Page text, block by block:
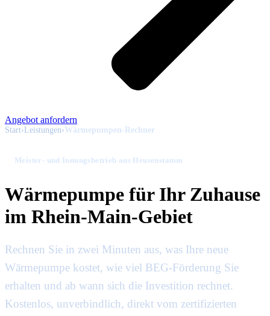
Angebot anfordern
Start›Leistungen›Wärmepumpen-Rechner
Meister- und Innungsbetrieb aus Heusenstamm
Wärmepumpe für Ihr Zuhause
im Rhein-Main-Gebiet
Rechnen Sie in zwei Minuten aus, was Ihre neue
Wärmepumpe kostet, wie viel BEG-Förderung Sie
erhalten und ab wann sich die Investition rechnet.
Kostenlos, unverbindlich, direkt vom zertifizierten